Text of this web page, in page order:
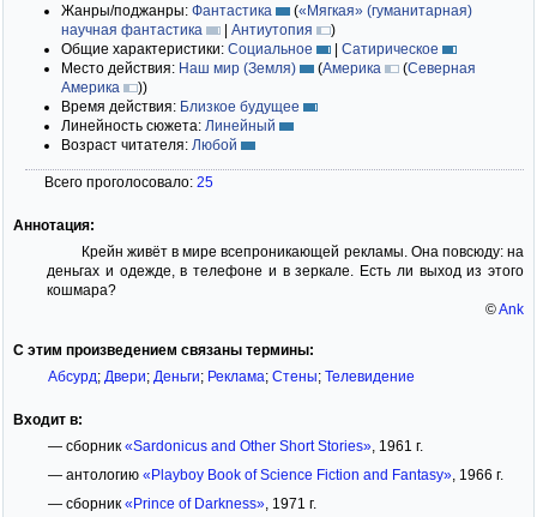
Жанры/поджанры: Фантастика («Мягкая» (гуманитарная)
научная фантастика
| Антиутопия
)
Общие характеристики: Социальное | Сатирическое
Место действия: Наш мир (Земля) (Америка (Северная
Америка
))
Время действия: Близкое будущее
Линейность сюжета: Линейный
Возраст читателя: Любой
Всего проголосовало: 25
Аннотация:
Крейн живёт в мире всепроникающей рекламы. Она повсюду: на
деньгах и одежде, в телефоне и в зеркале. Есть ли выход из этого
кошмара?
©Ank
С этим произведением связаны термины:
Абсурд; Двери; Деньги; Реклама; Стены; Телевидение
Входит в:
— сборник «Sardonicus and Other Short Stories», 1961 г.
— антологию «Playboy Book of Science Fiction and Fantasy», 1966 г.
— сборник «Prince of Darkness», 1971 г.